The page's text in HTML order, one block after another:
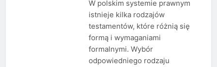
W polskim systemie prawnym
istnieje kilka rodzajów
testamentów, które różnią się
formą i wymaganiami
formalnymi. Wybór
odpowiedniego rodzaju